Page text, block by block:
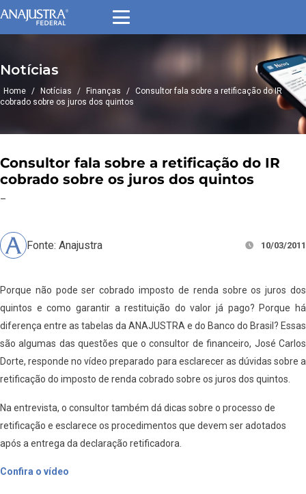
Notícias
Home / Notícias / Finanças / Consultor fala sobre a retificação do IR
cobrado sobre os juros dos quintos
Consultor fala sobre a retificação do IR
cobrado sobre os juros dos quintos
–
Fonte: Anajustra 10/03/2011
Porque não pode ser cobrado imposto de renda sobre os juros dos
quintos e como garantir a restituição do valor já pago? Porque há
diferença entre as tabelas da ANAJUSTRA e do Banco do Brasil? Essas
são algumas das questões que o consultor de financeiro, José Carlos
Dorte, responde no vídeo preparado para esclarecer as dúvidas sobre a
retificação do imposto de renda cobrado sobre os juros dos quintos.
Na entrevista, o consultor também dá dicas sobre o processo de
retificação e esclarece os procedimentos que devem ser adotados
após a entrega da declaração retificadora.
Confira o vídeo